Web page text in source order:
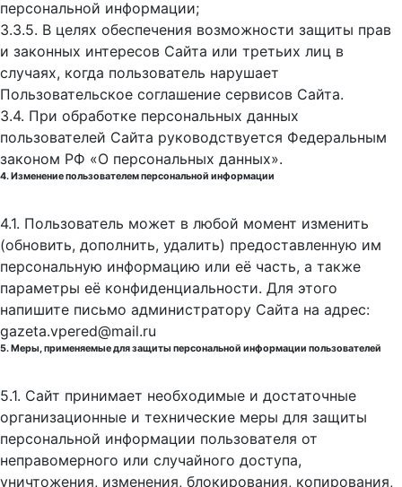
персональной информации;
3.3.5. В целях обеспечения возможности защиты прав
и законных интересов Сайта или третьих лиц в
случаях, когда пользователь нарушает
Пользовательское соглашение сервисов Сайта.
3.4. При обработке персональных данных
пользователей Сайта руководствуется Федеральным
законом РФ «О персональных данных».
4. Изменение пользователем персональной информации
4.1. Пользователь может в любой момент изменить
(обновить, дополнить, удалить) предоставленную им
персональную информацию или её часть, а также
параметры её конфиденциальности. Для этого
напишите письмо администратору Сайта на адрес:
gazeta.vpered@mail.ru
5. Меры, применяемые для защиты персональной информации пользователей
5.1. Сайт принимает необходимые и достаточные
организационные и технические меры для защиты
персональной информации пользователя от
неправомерного или случайного доступа,
уничтожения, изменения, блокирования, копирования,